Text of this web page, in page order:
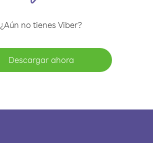
¿Aún no tienes Viber?
Descargar ahora